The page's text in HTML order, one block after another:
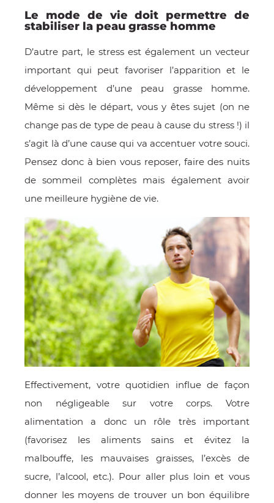
Le mode de vie doit permettre de
stabiliser la peau grasse homme
D’autre part, le stress est également un vecteur
important qui peut favoriser l’apparition et le
développement d’une peau grasse homme.
Même si dès le départ, vous y êtes sujet (on ne
change pas de type de peau à cause du stress !) il
s’agit là d’une cause qui va accentuer votre souci.
Pensez donc à bien vous reposer, faire des nuits
de sommeil complètes mais également avoir
une meilleure hygiène de vie.
Effectivement, votre quotidien influe de façon
non négligeable sur votre corps. Votre
alimentation a donc un rôle très important
(favorisez les aliments sains et évitez la
malbouffe, les mauvaises graisses, l’excès de
sucre, l’alcool, etc.). Pour aller plus loin et vous
donner les moyens de trouver un bon équilibre